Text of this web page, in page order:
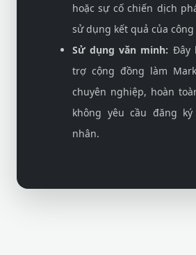
hoặc sự cố chiến dịch
sử dụng kết quả của công
Sử dụng văn minh: Đây
trợ cộng đồng làm
chuyên nghiệp, hoàn
không yêu cầu đăng
nhân.